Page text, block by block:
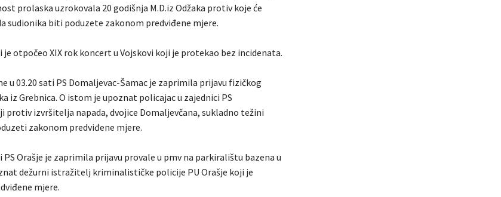
prolaska uzrokovala 20 godišnja M.D.iz Odžaka protiv koje će
sudionika biti poduzete zakonom predviđene mjere.
je otpočeo XIX rok koncert u Vojskovi koji je protekao bez incidenata.
u 03.20 sati PS Domaljevac-Šamac je zaprimila prijavu fizičkog
iz Grebnica. O istom je upoznat policajac u zajednici PS
protiv izvršitelja napada, dvojice Domaljevčana, sukladno težini
zakonom predviđene mjere.
PS Orašje je zaprimila prijavu provale u pmv na parkiralištu bazena u
dežurni istražitelj kriminalističke policije PU Orašje koji je
mjere.